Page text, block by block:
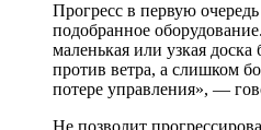
Прогресс в первую
подобранное
маленькая или узкая доска
против ветра, а слишком
потере управления», —